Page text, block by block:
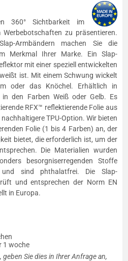
360° Sichtbarkeit im
zu präsentieren.
Armbändern machen Sie die
Merkmal Ihrer Marke. Ein Slap-
mit einer speziell entwickelten
ist. Mit einem Schwung wickelt
oder das Knöchel. Erhältlich in
in den Farben Weiß oder Gelb. Es
RFX™ reflektierende Folie aus
TPU-Option. Wir bieten
Folie (1 bis 4 Farben) an, der
bietet, die erforderlich ist, um der
Die Materialien wurden
besorgniserregenden Stoffe
und sind phthalatfrei. Die Slap-
und entsprechen der Norm EN
in Europa.
1 woche
geben Sie dies in Ihrer Anfrage an,